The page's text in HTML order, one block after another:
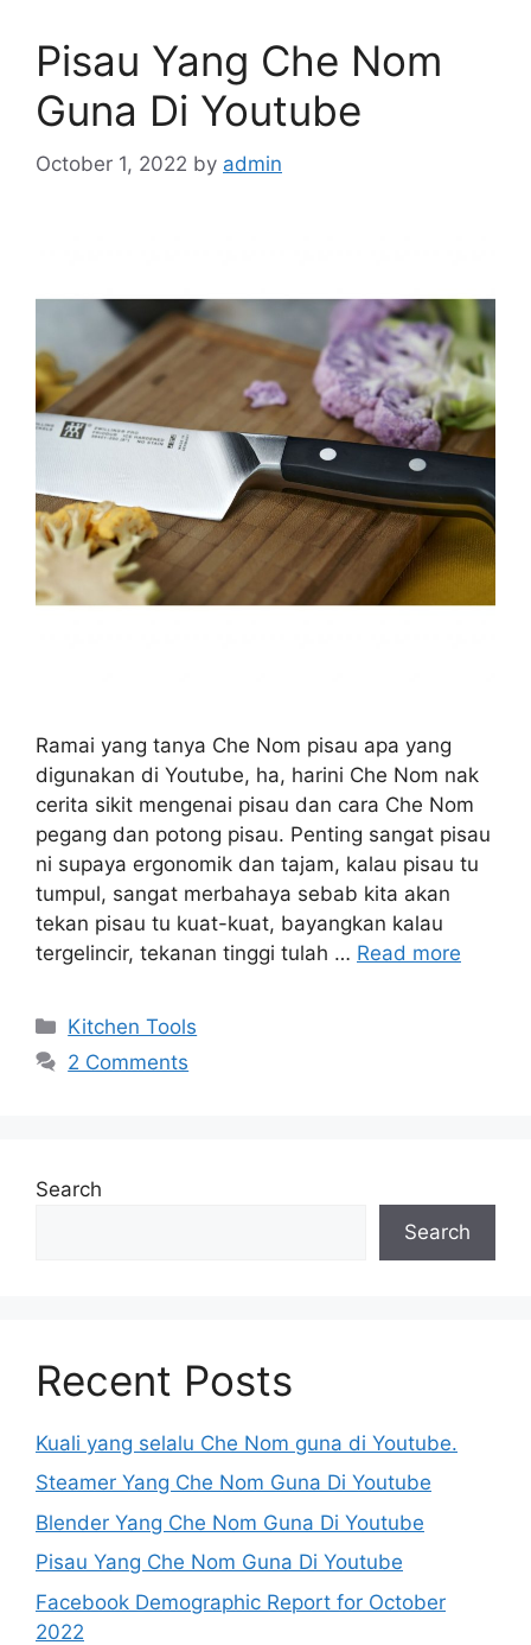
Pisau Yang Che Nom
Guna Di Youtube
October 1, 2022 by admin
Ramai yang tanya Che Nom pisau apa yang
digunakan di Youtube, ha, harini Che Nom nak
cerita sikit mengenai pisau dan cara Che Nom
pegang dan potong pisau. Penting sangat pisau
ni supaya ergonomik dan tajam, kalau pisau tu
tumpul, sangat merbahaya sebab kita akan
tekan pisau tu kuat-kuat, bayangkan kalau
tergelincir, tekanan tinggi tulah … Read more
Categories
Kitchen Tools
2 Comments
Search
Search
Recent Posts
Kuali yang selalu Che Nom guna di Youtube.
Steamer Yang Che Nom Guna Di Youtube
Blender Yang Che Nom Guna Di Youtube
Pisau Yang Che Nom Guna Di Youtube
Facebook Demographic Report for October
2022